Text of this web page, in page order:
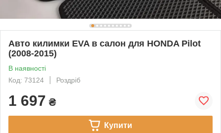
Авто килимки EVA в салон для HONDA Pilot
(2008-2015)
В наявності
Код: 73124
Роздріб
1 697 ₴
Купити